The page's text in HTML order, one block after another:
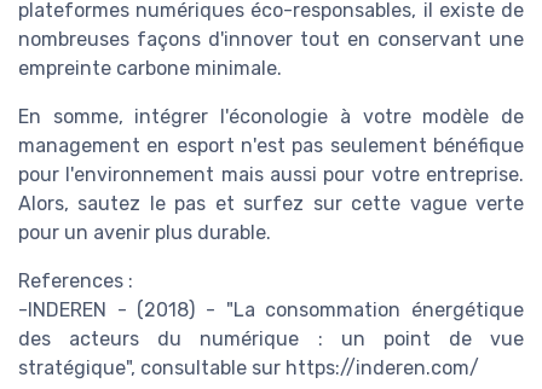
plateformes numériques éco-responsables, il existe de
nombreuses façons d'innover tout en conservant une
empreinte carbone minimale.
En somme, intégrer l'éconologie à votre modèle de
management en esport n'est pas seulement bénéfique
pour l'environnement mais aussi pour votre entreprise.
Alors, sautez le pas et surfez sur cette vague verte
pour un avenir plus durable.
References :
-INDEREN - (2018) - "La consommation énergétique
des acteurs du numérique : un point de vue
stratégique", consultable sur https://inderen.com/